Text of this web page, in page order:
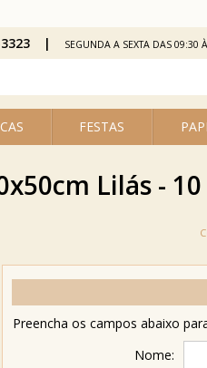
FESTAS
SEGUNDA A SEXTA DAS 09:30
Lilás -
Preencha os campos abaixo
Nome: